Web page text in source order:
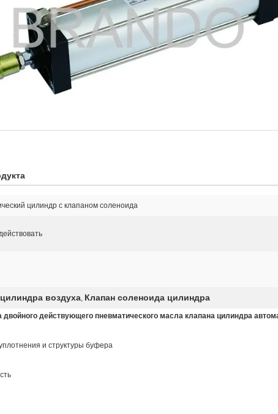
цилиндр с клапаном соленоида
воздуха, Клапан соленоида цилиндра
двойного действующего пневматического масла клапана цилиндра
и структуры буфера